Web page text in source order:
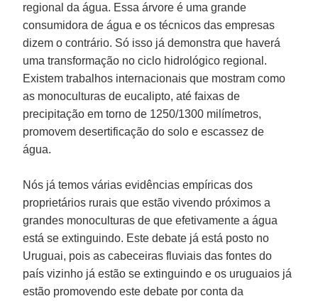
regional da água. Essa árvore é uma grande
consumidora de água e os técnicos das empresas
dizem o contrário. Só isso já demonstra que haverá
uma transformação no ciclo hidrológico regional.
Existem trabalhos internacionais que mostram como
as monoculturas de eucalipto, até faixas de
precipitação em torno de 1250/1300 milímetros,
promovem desertificação do solo e escassez de
água.
Nós já temos várias evidências empíricas dos
proprietários rurais que estão vivendo próximos a
grandes monoculturas de que efetivamente a água
está se extinguindo. Este debate já está posto no
Uruguai, pois as cabeceiras fluviais das fontes do
país vizinho já estão se extinguindo e os uruguaios já
estão promovendo este debate por conta da